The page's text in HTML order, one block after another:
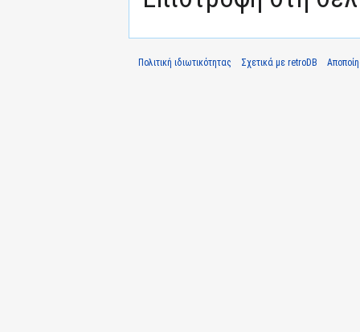
Πολιτική ιδιωτικότητας Σχετικά με retroDB